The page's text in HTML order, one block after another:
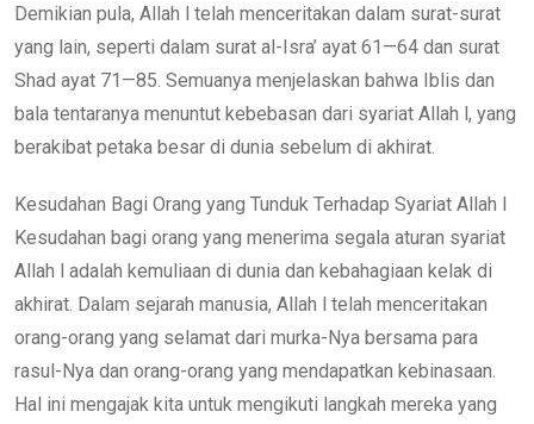
Demikian pula, Allah l telah menceritakan dalam surat-surat
yang lain, seperti dalam surat al-Isra’ ayat 61—64 dan surat
Shad ayat 71—85. Semuanya menjelaskan bahwa Iblis dan
bala tentaranya menuntut kebebasan dari syariat Allah l, yang
berakibat petaka besar di dunia sebelum di akhirat.
Kesudahan Bagi Orang yang Tunduk Terhadap Syariat Allah l
Kesudahan bagi orang yang menerima segala aturan syariat
Allah l adalah kemuliaan di dunia dan kebahagiaan kelak di
akhirat. Dalam sejarah manusia, Allah l telah menceritakan
orang-orang yang selamat dari murka-Nya bersama para
rasul-Nya dan orang-orang yang mendapatkan kebinasaan.
Hal ini mengajak kita untuk mengikuti langkah mereka yang